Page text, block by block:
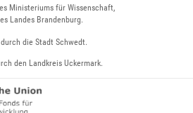
Ministeriums für Wissenschaft,
Landes Brandenburg.
die Stadt Schwedt.
den Landkreis Uckermark.